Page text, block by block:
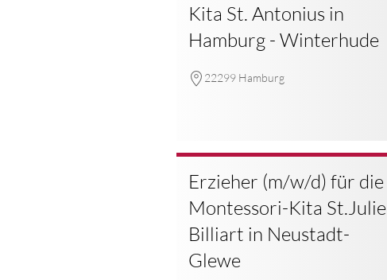
Kita St. Antonius in
Hamburg - Winterhude
22299 Hamburg
Erzieher (m/w/d) für die
Montessori-Kita St.Julie
Billiart in Neustadt-
Glewe